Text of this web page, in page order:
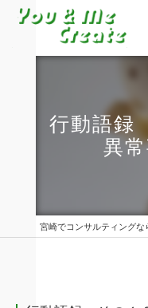
行動語
異